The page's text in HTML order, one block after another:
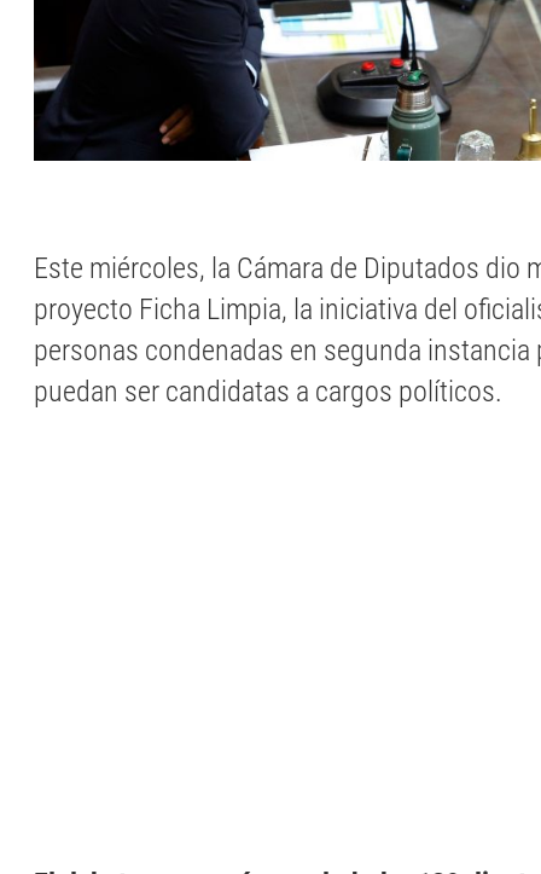
Este miércoles, la Cámara de Diputados dio
proyecto Ficha Limpia, la iniciativa del
personas condenadas en segunda
puedan ser candidatas a cargos políticos.